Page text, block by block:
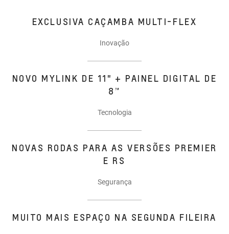
EXCLUSIVA CAÇAMBA MULTI-FLEX
Inovação
NOVO MYLINK DE 11" + PAINEL DIGITAL DE
8”​
Tecnologia
NOVAS RODAS PARA AS VERSÕES PREMIER
E RS
Segurança
MUITO MAIS ESPAÇO NA SEGUNDA FILEIRA